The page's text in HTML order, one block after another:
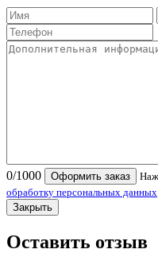
0/1000 Оформить заказ
обработку персональных данных
Закрыть
Оставить отзыв